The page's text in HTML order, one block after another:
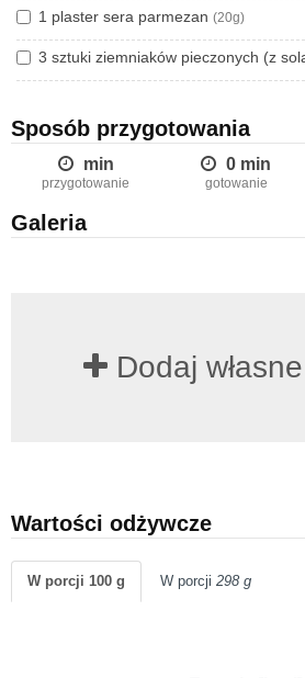
1 plaster sera parmezan (20g)
3 sztuki ziemniaków pieczonych (z
Sposób przygotowania
min
przygotowanie
0 min
gotowanie
Galeria
Dodaj
Wartości odżywcze
W porcji 100 g W porcji 298 g